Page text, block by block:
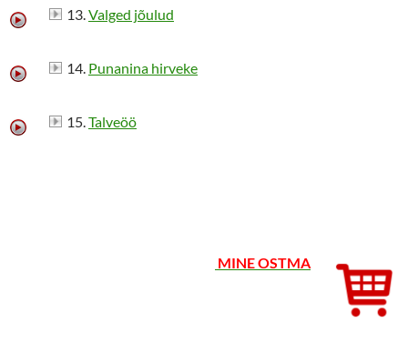
13.Valged jõulud
14. Punanina hirveke
15.Talveöö
MINE OSTMA